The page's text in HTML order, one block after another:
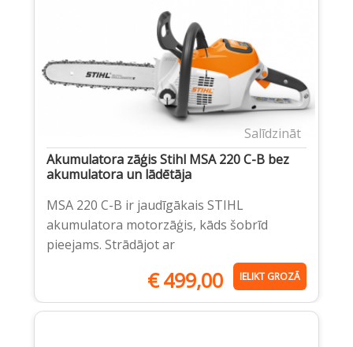
Salīdzināt
Akumulatora zāģis Stihl MSA 220 C-B bez
akumulatora un lādētāja
MSA 220 C-B ir jaudīgākais STIHL
akumulatora motorzāģis, kāds šobrīd
pieejams. Strādājot ar
€499,00 IELIKT GROZĀ